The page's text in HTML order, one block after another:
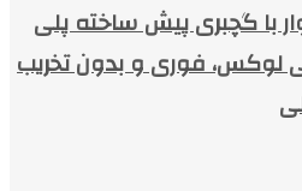
با گچبری پیش ساخته پلی
لوکس، فوری و بدون تخریب